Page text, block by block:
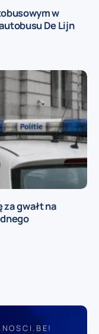
w
De Lijn
za gwałt na